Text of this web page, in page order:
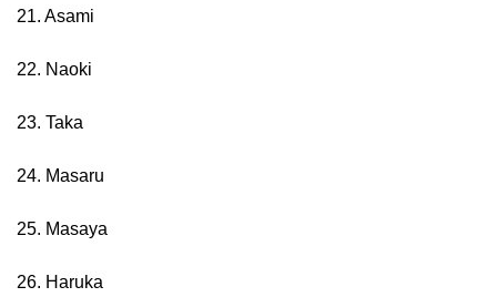
21. Asami
22. Naoki
23. Taka
24. Masaru
25. Masaya
26. Haruka